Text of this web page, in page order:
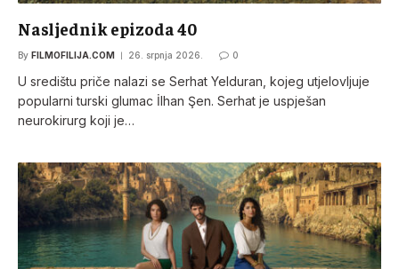
Nasljednik epizoda 40
By FILMOFILIJA.COM 26. srpnja 2026. 0
U središtu priče nalazi se Serhat Yelduran, kojeg utjelovljuje
popularni turski glumac İlhan Şen. Serhat je uspješan
neurokirurg koji je…